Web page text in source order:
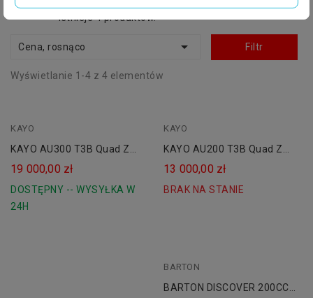
Istnieje 4 produktów.
Cena, rosnąco  Filtr
Wyświetlanie 1-4 z 4 elementów
KAYO
KAYO AU300 T3B Quad Z
HOMOLOGACJĄ Kat. B1
19 000,00 zł
DOSTĘPNY -- WYSYŁKA W
24H
KAYO
KAYO AU200 T3B Quad Z
HOMOLOGACJĄ Kat. B1
13 000,00 zł
BRAK NA STANIE
BARTON
BARTON DISCOVER 200CC